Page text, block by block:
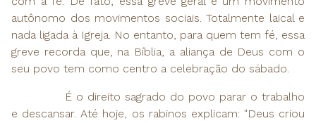
autônomo dos movimentos sociais. Totalmente laical e
nada ligada à Igreja. No entanto, para quem tem fé, essa
greve recorda que, na Bíblia, a aliança de Deus com o
seu povo tem como centro a celebração do sábado.
É o direito sagrado do povo parar o trabalho
e descansar. Até hoje, os rabinos explicam: "Deus criou